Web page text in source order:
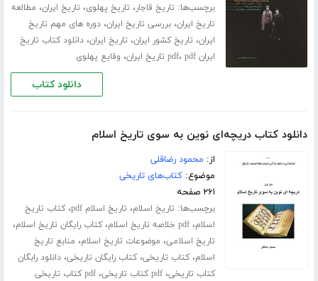
برچسب‌ها: تاریخ قاجار، تاریخ پهلوی، تاریخ ایران، مطالعه
تاریخ ایران،بررسی تاریخ ایران،دوره های مهم تاریخ
ایران، تاریخ کشور ایران، تاریخ ایران،دانلود کتاب تاریخ
ایران pdf
، pdf تاریخ ایران ، وقایع پهلوی
دانلود کتاب
دانلود کتاب دریچه‌ای نوین به سوی تاریخ اسلام
از: محمود رضاقلی
موضوع:کتاب‌های تاریخی
۲۶۱ صفحه
برچسب‌ها: تاریخ اسلام، تاریخ اسلام pdf ،کتاب تاریخ
اسلام،pdf خلاصه تاریخ اسلام ،کتاب رایگان تاریخ اسلام،
تاریخ اسلامی، موضوعات تاریخ اسلام، منابع تاریخ
اسلام،کتاب تاریخی،کتاب رایگان تاریخی،دانلود رابگان
کتاب تاریخی،pdf کتاب تاریخی ،
pdf کتاب تاریخی